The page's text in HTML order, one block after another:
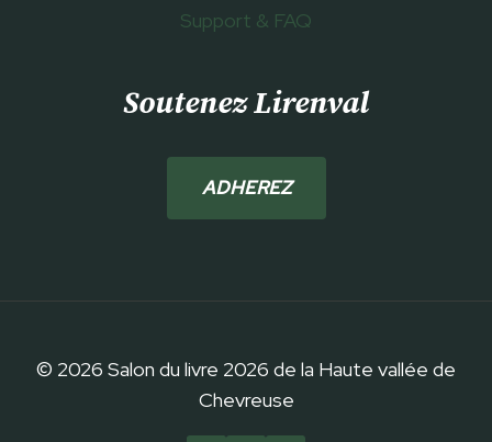
Support & FAQ
Soutenez Lirenval
ADHEREZ
© 2026 Salon du livre 2026 de la Haute vallée de
Chevreuse